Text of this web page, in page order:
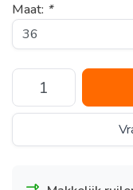
Maat: *